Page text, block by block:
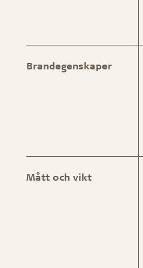
Brandegenskaper
Mått och vikt